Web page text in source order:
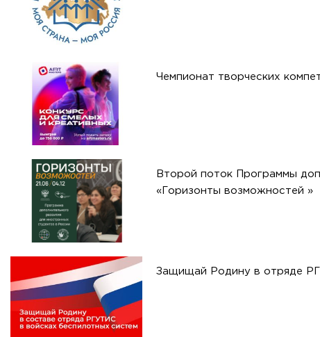
Чемпионат творческих
Второй поток Программы
«Горизонты возможностей »
Защищай Родину в отряде